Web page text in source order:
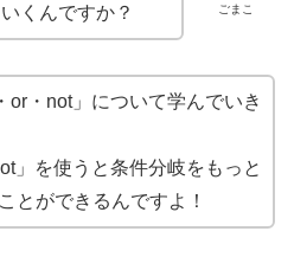
ごまこ
くんですか？
or・not」について学んでいき
」を使うと条件分岐をもっと
とができるんですよ！